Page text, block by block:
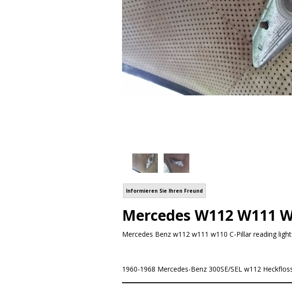
Informieren Sie Ihren Freund
Mercedes W112 W111
Mercedes Benz w112 w111 w110 C-Pillar reading
1960-1968 Mercedes-Benz 300SE/SEL w112